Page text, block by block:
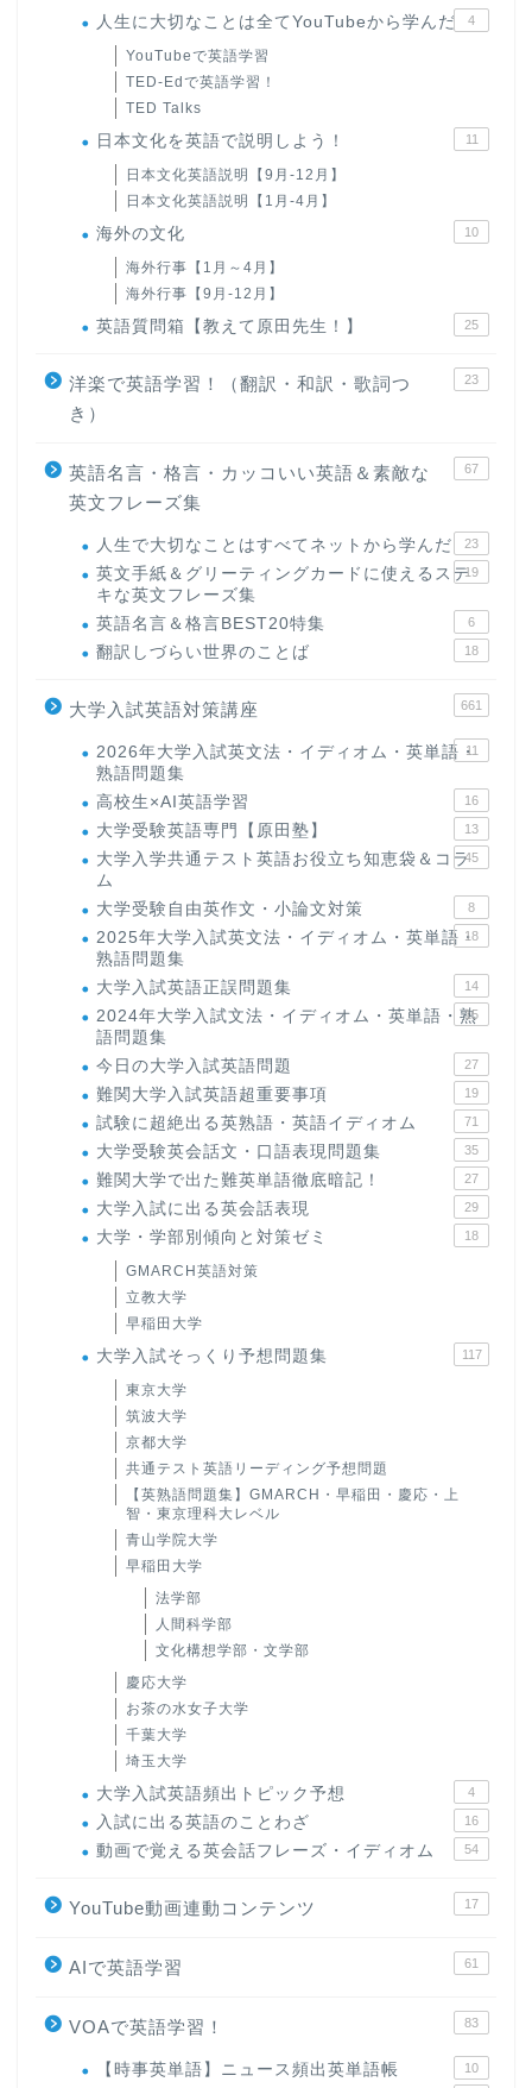
人生に大切なことは全てYouTubeから学んだ 4
YouTubeで英語学習
TED-Edで英語学習！
TED Talks
日本文化を英語で説明しよう！ 11
日本文化英語説明【9月-12月】
日本文化英語説明【1月-4月】
海外の文化 10
海外行事【1月～4月】
海外行事【9月-12月】
英語質問箱【教えて原田先生！】 25
洋楽で英語学習！（翻訳・和訳・歌詞つ
き）
23
英語名言・格言・カッコいい英語＆素敵な
英文フレーズ集
67
人生で大切なことはすべてネットから学んだ 23
英文手紙＆グリーティングカードに使えるステ
キな英文フレーズ集
19
英語名言＆格言BEST20特集 6
翻訳しづらい世界のことば 18
大学入試英語対策講座 661
2026年大学入試英文法・イディオム・英単語・
熟語問題集
11
高校生×AI英語学習 16
大学受験英語専門【原田塾】 13
大学入学共通テスト英語お役立ち知恵袋＆コラ
ム
45
大学受験自由英作文・小論文対策 8
2025年大学入試英文法・イディオム・英単語・
熟語問題集
18
大学入試英語正誤問題集 14
2024年大学入試文法・イディオム・英単語・熟
語問題集
15
今日の大学入試英語問題 27
難関大学入試英語超重要事項 19
試験に超絶出る英熟語・英語イディオム 71
大学受験英会話文・口語表現問題集 35
難関大学で出た難英単語徹底暗記！ 27
大学入試に出る英会話表現 29
大学・学部別傾向と対策ゼミ 18
GMARCH英語対策
立教大学
早稲田大学
大学入試そっくり予想問題集 117
東京大学
筑波大学
京都大学
共通テスト英語リーディング予想問題
【英熟語問題集】GMARCH・早稲田・慶応・上
智・東京理科大レベル
青山学院大学
早稲田大学
法学部
人間科学部
文化構想学部・文学部
慶応大学
お茶の水女子大学
千葉大学
埼玉大学
大学入試英語頻出トピック予想 4
入試に出る英語のことわざ 16
動画で覚える英会話フレーズ・イディオム 54
YouTube動画連動コンテンツ 17
AIで英語学習 61
VOAで英語学習！ 83
【時事英単語】ニュース頻出英単語帳 10